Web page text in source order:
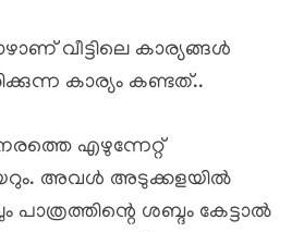
വീട്ടിലെ കാര്യങ്ങൾ
കാര്യം കണ്ടത്..
എഴുന്നേറ്റ്
അവൾ അടുക്കളയിൽ
പാത്രത്തിന്റെ ശബ്ദം കേട്ടാൽ